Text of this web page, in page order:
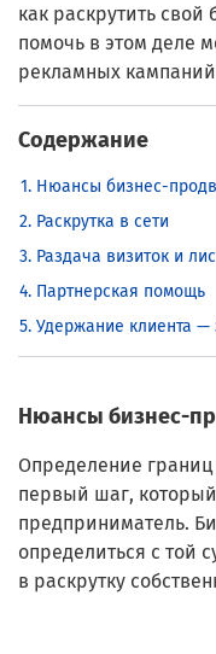
как раскрутить свой
помочь в этом деле
рекламных
Содержание
Нюансы бизнес-
Раскрутка в сети
Раздача визиток и
Партнерская помощь
Удержание клиента —
Нюансы бизнес-
Определение
первый шаг,
предприниматель.
определиться с той
в раскрутку